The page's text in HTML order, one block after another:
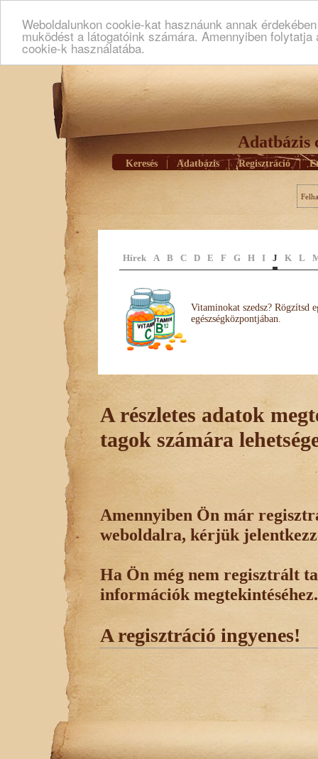
Weboldalunkon cookie-kat hasznáunk annak
muködést a látogatóink számára. Amennyiben
cookie-k használatába.
Adatbázis
Keresés Adatbázis | Regisztráció |
Hírek A B C D E F G H I J K L
Vitaminokat szedsz? Rögzítsd
egészségközpontjában.
A részletes adatok
tagok számára
Amennyiben Ön már
weboldalra, kérjük
Ha Ön még nem regisztrált
információk megtekintéséhez.
A regisztráció ingyenes!